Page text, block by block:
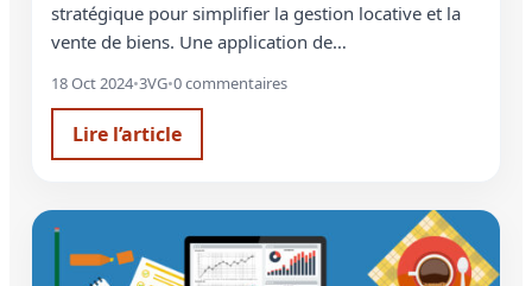
stratégique pour simplifier la gestion locative et la
vente de biens. Une application de…
18 Oct 2024•3VG•0 commentaires
Lire l’article